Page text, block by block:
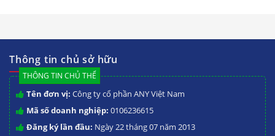
Thông tin chủ sở hữu
THÔNG TIN CHỦ THỂ
Tên đơn vị: Công ty cổ phần ANY Việt Nam
Mã số doanh nghiệp: 0106236615
Đăng ký lần đầu: Ngày 22 tháng 07 năm 2013